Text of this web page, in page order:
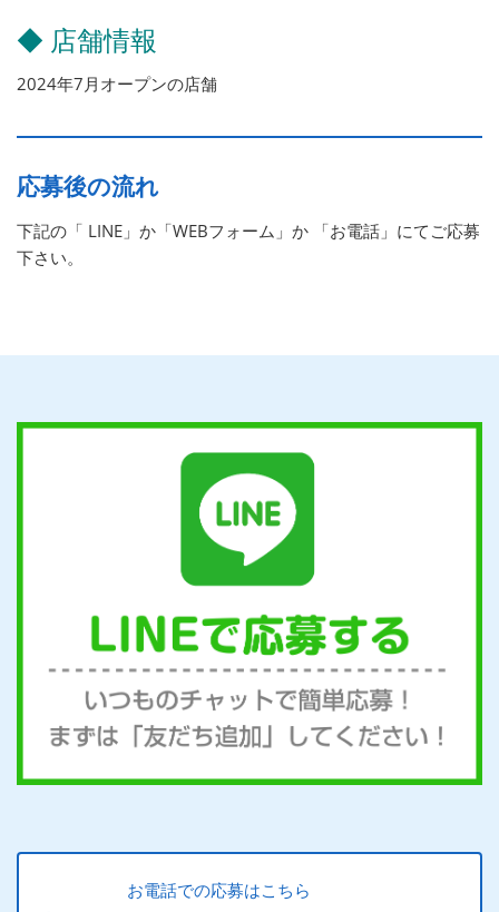
◆ 店舗情報
2024年7月オープンの店舗
応募後の流れ
下記の「 LINE」か「WEBフォーム」か 「お電話」にてご応募
下さい。
お電話での応募はこちら